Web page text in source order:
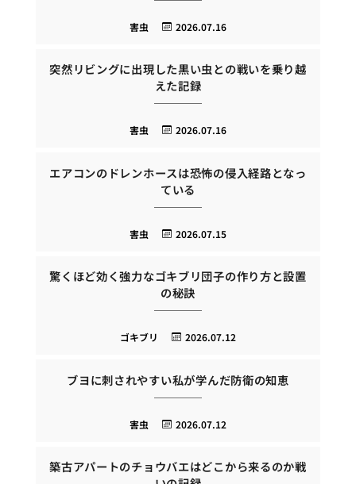
2026.07.16
害虫
突然リビングに出現した黒い虫との戦いを乗り越
えた記録
2026.07.16
害虫
エアコンのドレンホースは恐怖の侵入経路となっ
ている
2026.07.15
害虫
驚くほど効く強力なゴキブリ団子の作り方と設置
の秘訣
2026.07.12
ゴキブリ
ブヨに刺されやすい私が学んだ防衛の知恵
2026.07.12
害虫
築古アパートのチョウバエはどこから来るのか戦